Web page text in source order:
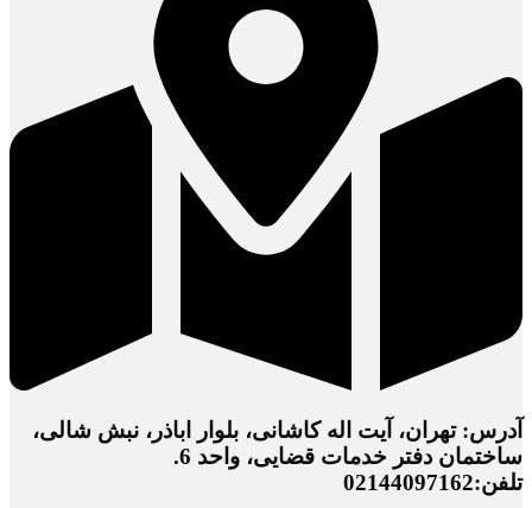
آدرس: تهران، آیت اله کاشانی، بلوار اباذر، نبش شالی،
ساختمان دفتر خدمات قضایی، واحد 6.
تلفن:02144097162